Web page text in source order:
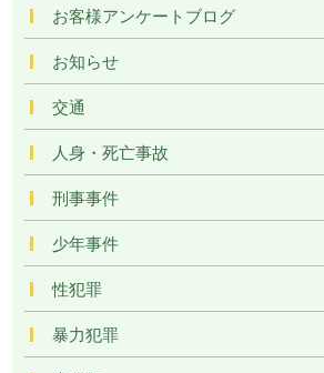
お客様アンケートブログ
お知らせ
交通
人身・死亡事故
刑事事件
少年事件
性犯罪
暴力犯罪